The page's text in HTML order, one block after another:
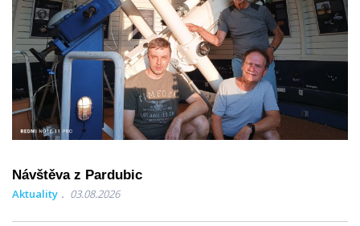
Návštěva z Pardubic
Aktuality 03.08.2026